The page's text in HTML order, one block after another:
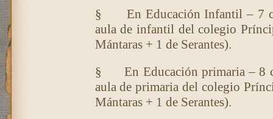
§
En Educación Infantil – 7
aula de infantil del colegio
Mántaras + 1 de Serantes).
§
En Educación primaria – 8
aula de primaria del colegio
Mántaras + 1 de Serantes).